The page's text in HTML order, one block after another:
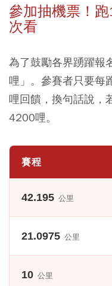
參加抽機票！
次看
為了鼓勵各界踴躍報
哩」。參賽者只要每
哩回饋，換句話說，
4200哩。
賽程
42.195 公里
21.0975 公里
10 公里